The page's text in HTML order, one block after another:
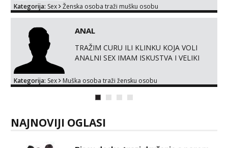
ABONE NI BILO KAKVE DRUGE OBLIKE
PLAĆANJA – 💵 SAMO GOTOVINA!!! Moje
Nemam vremena za dopisivanja Za
dogovor mi piši direktno na WhatsApp –
ako znaš što želiš, bit će ti nagrađeno.
Kategorija: Sex Ženska osoba traži mušku osobu
ANAL
TRAŽIM CURU ILI KLINKU KOJA VOLI
ANALNI SEX IMAM ISKUSTVA I VELIKI
2044 893
Kategorija: Sex Muška osoba traži žensku osobu
NAJNOVIJI OGLASI